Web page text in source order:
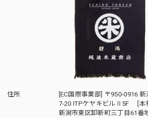
住所
[EC国際事業部] 〒950-0916
7-20 ITPケヤキビルⅡ5F [本
新潟市東区卸新町三丁目61番